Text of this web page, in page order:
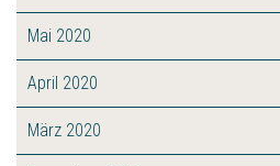
Mai 2020
April 2020
März 2020